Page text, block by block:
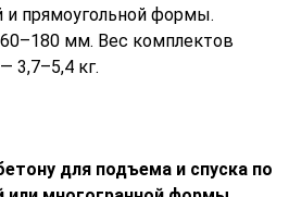
и прямоугольной формы.
мм. Вес комплектов
3,7–5,4 кг.
для подъема и спуска по